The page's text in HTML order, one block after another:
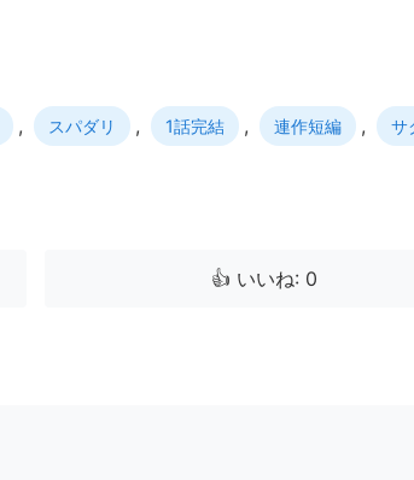
, スパダリ , 1話完結 , 連作短編 , サ
👍 いいね: 0